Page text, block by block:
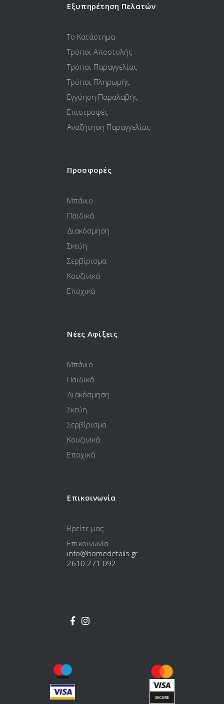
Εξυπηρέτηση Πελατών
Το Κατάστημα
Τρόποι Αποστολής
Τρόποι Παραγγελίας
Τρόποι Πληρωμής
Εγγύηση Παραλαβής
Επιστροφές
Αναζήτηση Παραγγελίας
Προσφορές
Μπάνιο
Παιδικά
Διακόσμηση
Σκεύη
Σερβίρισμα
Κουζινικά
Εποχικά
Νέες Αφίξεις
Μπάνιο
Παιδικά
Διακόσμηση
Σκεύη
Σερβίρισμα
Κουζινικά
Εποχικά
Επικοινωνία
Βρείτε μας
Επικοινωνία
info@homedetails.gr
2610 271 092